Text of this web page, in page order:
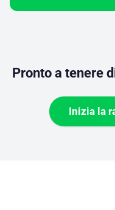
Pronto a tenere
Inizia la